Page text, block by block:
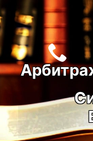
Перейти
к
содержимому
С